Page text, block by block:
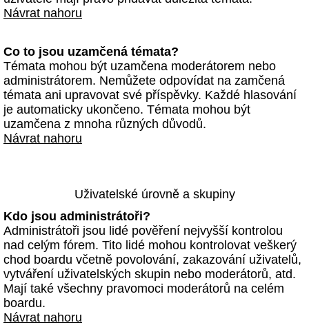
Návrat nahoru
Co to jsou uzamčená témata?
Témata mohou být uzamčena moderátorem nebo
administrátorem. Nemůžete odpovídat na zamčená
témata ani upravovat své příspěvky. Každé hlasování
je automaticky ukončeno. Témata mohou být
uzamčena z mnoha různých důvodů.
Návrat nahoru
Uživatelské úrovně a skupiny
Kdo jsou administrátoři?
Administrátoři jsou lidé pověření nejvyšší kontrolou
nad celým fórem. Tito lidé mohou kontrolovat veškerý
chod boardu včetně povolování, zakazování uživatelů,
vytváření uživatelských skupin nebo moderátorů, atd.
Mají také všechny pravomoci moderátorů na celém
boardu.
Návrat nahoru